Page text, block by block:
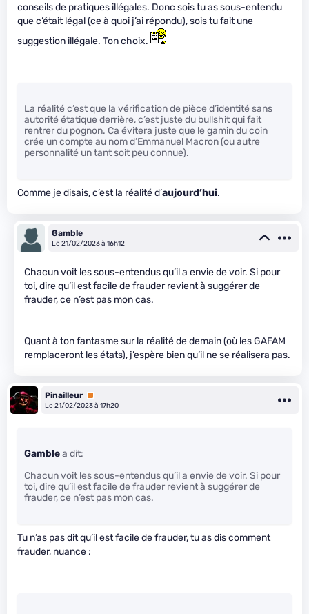
conseils de pratiques illégales. Donc sois tu as sous-entendu
que c’était légal (ce à quoi j’ai répondu), sois tu fait une
suggestion illégale. Ton choix.
La réalité c’est que la vérification de pièce d’identité sans
autorité étatique derrière, c’est juste du bullshit qui fait
rentrer du pognon. Ca évitera juste que le gamin du coin
crée un compte au nom d’Emmanuel Macron (ou autre
personnalité un tant soit peu connue).
Comme je disais, c’est la réalité d’aujourd’hui.
Gamble
Le 21/02/2023 à 16h12
Chacun voit les sous-entendus qu’il a envie de voir. Si pour
toi, dire qu’il est facile de frauder revient à suggérer de
frauder, ce n’est pas mon cas.
Quant à ton fantasme sur la réalité de demain (où les GAFAM
remplaceront les états), j’espère bien qu’il ne se réalisera pas.
Pinailleur Premium
Le 21/02/2023 à 17h20
Gamblea dit:
Chacun voit les sous-entendus qu’il a envie de voir. Si pour
toi, dire qu’il est facile de frauder revient à suggérer de
frauder, ce n’est pas mon cas.
Tu n’as pas dit qu’il est facile de frauder, tu as dis comment
frauder, nuance :